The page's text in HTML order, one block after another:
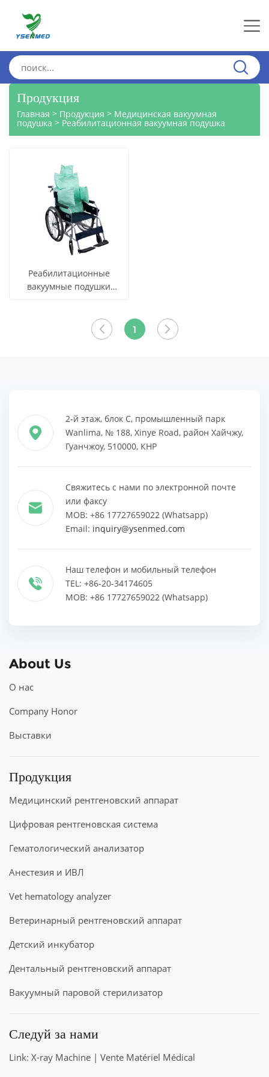
Продукция
Главная > Продукция > Медицинская вакуумная
подушка > Реабилитационная вакуумная подушка
Реабилитационные
вакуумные подушки
1
2-й этаж, блок C, промышленный парк
Wanlima, № 188, Xinye Road, район Хайчжу,
Гуанчжоу, 510000, КНР
Свяжитесь с нами по электронной почте
или факсу
MOB: +86 17727659022 (Whatsapp)
Email: inquiry@ysenmed.com
Наш телефон и мобильный телефон
TEL: +86-20-34174605
MOB: +86 17727659022 (Whatsapp)
About Us
О нас
Company Honor
Выставки
Продукция
Медицинский рентгеновский аппарат
Цифровая рентгеновская система
Гематологический анализатор
Анестезия и ИВЛ
Vet hematology analyzer
Ветеринарный рентгеновский аппарат
Детский инкубатор
Дентальный рентгеновский аппарат
Вакуумный паровой стерилизатор
Следуй за нами
Link: X-ray Machine | Vente Matériel Médical